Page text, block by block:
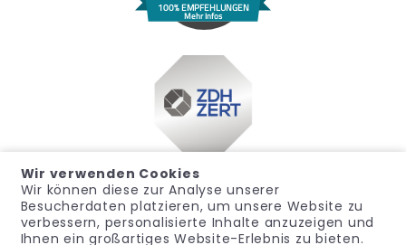
100% EMPFEHLUNGEN
Mehr Infos
Wir verwenden Cookies
Wir können diese zur Analyse unserer
Besucherdaten platzieren, um unsere Website zu
verbessern, personalisierte Inhalte anzuzeigen und
Ihnen ein großartiges Website-Erlebnis zu bieten.